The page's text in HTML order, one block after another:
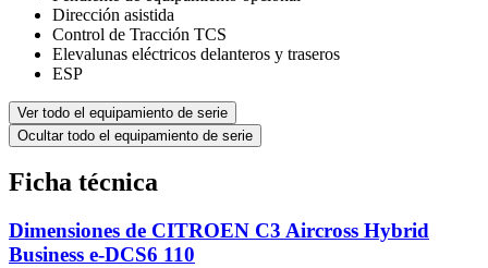
Dirección asistida
Control de Tracción TCS
Elevalunas eléctricos delanteros y traseros
ESP
Ver todo el equipamiento de serie
Ocultar todo el equipamiento de serie
Ficha técnica
Dimensiones de CITROEN C3 Aircross Hybrid
Business e-DCS6 110